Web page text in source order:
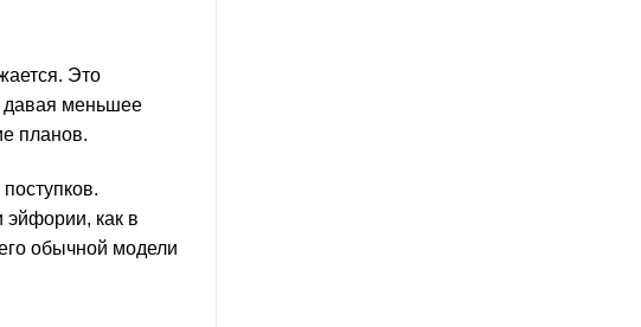
Это
давая меньшее
планов.
эйфории, как в
обычной модели